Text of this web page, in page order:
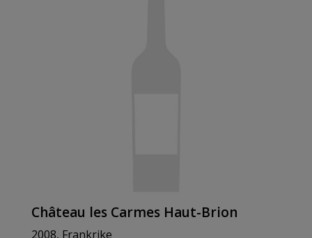
Château les Carmes Haut-Brion
2008, Frankrike